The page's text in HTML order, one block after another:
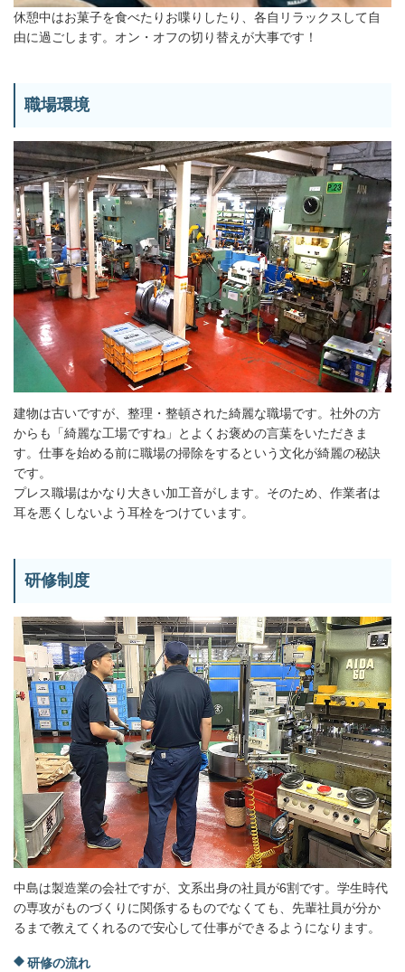
休憩中はお菓子を食べたりお喋りしたり、各自リラックスして自
由に過ごします。オン・オフの切り替えが大事です！
職場環境
建物は古いですが、整理・整頓された綺麗な職場です。社外の方
からも「綺麗な工場ですね」とよくお褒めの言葉をいただきま
す。仕事を始める前に職場の掃除をするという文化が綺麗の秘訣
です。
プレス職場はかなり大きい加工音がします。そのため、作業者は
耳を悪くしないよう耳栓をつけています。
研修制度
中島は製造業の会社ですが、文系出身の社員が6割です。学生時代
の専攻がものづくりに関係するものでなくても、先輩社員が分か
るまで教えてくれるので安心して仕事ができるようになります。
研修の流れ